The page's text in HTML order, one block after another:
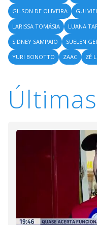
GILSON DE OLIVEIRA
GUI
LARISSA TOMÁSIA
LUANA
SIDNEY SAMPAIO
SUELEN
YURI BONOTTO
ZAAC ZÉ
Últimas